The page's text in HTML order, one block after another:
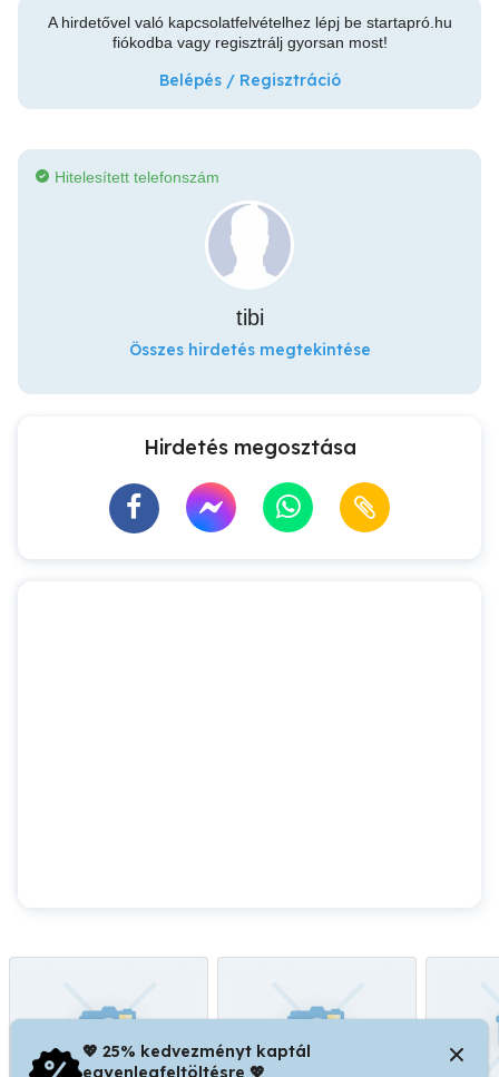
A hirdetővel való kapcsolatfelvételhez lépj be startapró.hu
fiókodba vagy regisztrálj gyorsan most!
Belépés / Regisztráció
Hitelesített telefonszám
tibi
Összes hirdetés megtekintése
Hirdetés megosztása
💖 25% kedvezményt kaptál
egyenlegfeltöltésre 💖